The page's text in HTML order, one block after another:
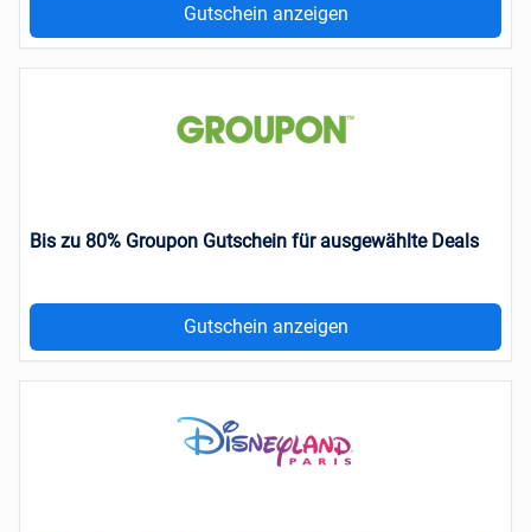
Gutschein anzeigen
Bis zu 80% Groupon Gutschein für ausgewählte Deals
Gutschein anzeigen